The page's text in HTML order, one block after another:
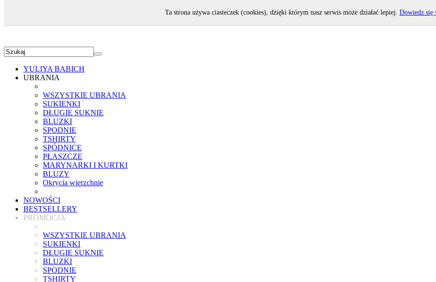
YULIYA BABICH
UBRANIA
WSZYSTKIE UBRANIA
SUKIENKI
DŁUGIE SUKNIE
BLUZKI
SPODNIE
TSHIRTY
SPÓDNICE
PŁASZCZE
MARYNARKI I KURTKI
BLUZY
Okrycia wierzchnie
NOWOŚCI
BESTSELLERY
PROMOCJA
WSZYSTKIE UBRANIA
SUKIENKI
DŁUGIE SUKNIE
BLUZKI
SPODNIE
TSHIRTY
Ta strona używa ciasteczek (cookies), dzięki którym nasz serwis może działać lepiej. Dowiedz się